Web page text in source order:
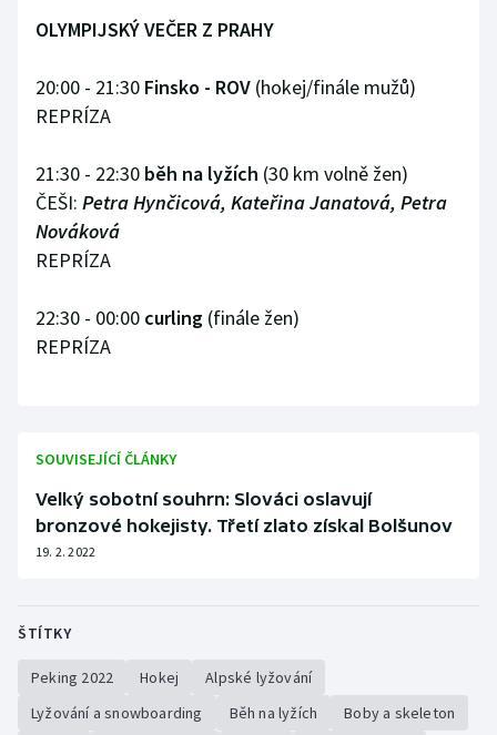
OLYMPIJSKÝ VEČER Z PRAHY
20:00 - 21:30 Finsko - ROV (hokej/finále mužů)
REPRÍZA
21:30 - 22:30 běh na lyžích (30 km volně žen)
ČEŠI: Petra Hynčicová, Kateřina Janatová, Petra
Nováková
REPRÍZA
22:30 - 00:00 curling (finále žen)
REPRÍZA
SOUVISEJÍCÍ ČLÁNKY
Velký sobotní souhrn: Slováci oslavují
bronzové hokejisty. Třetí zlato získal Bolšunov
19. 2. 2022
ŠTÍTKY
Peking 2022 Hokej
Alpské lyžování
Lyžování a snowboarding
Běh na lyžích
Boby a skeleton